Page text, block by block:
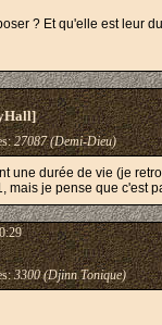
? Et qu'elle est leur
27087 (Demi-Dieu)
une durée de vie (je
mais je pense que c'est
3300 (Djinn Tonique)